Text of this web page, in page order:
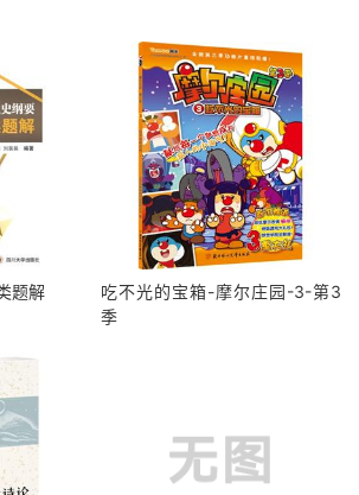
题解
吃不光的宝箱-摩尔庄园-3-第3
季